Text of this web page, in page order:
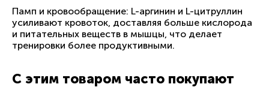
Памп и кровообращение: L-аргинин и L-цитруллин
усиливают кровоток, доставляя больше кислорода
и питательных веществ в мышцы, что делает
тренировки более продуктивными.
С этим товаром часто покупают